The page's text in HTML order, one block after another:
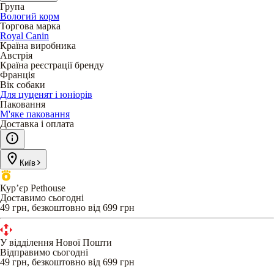
Група
Вологий корм
Торгова марка
Royal Canin
Країна виробника
Австрія
Країна реєстрації бренду
Франція
Вік собаки
Для цуценят і юніорів
Паковання
М'яке паковання
Доставка і оплата
Київ
Кур’єр Pethouse
Доставимо сьогодні
49 грн, безкоштовно від 699 грн
У відділення Нової Пошти
Відправимо сьогодні
49 грн, безкоштовно від 699 грн